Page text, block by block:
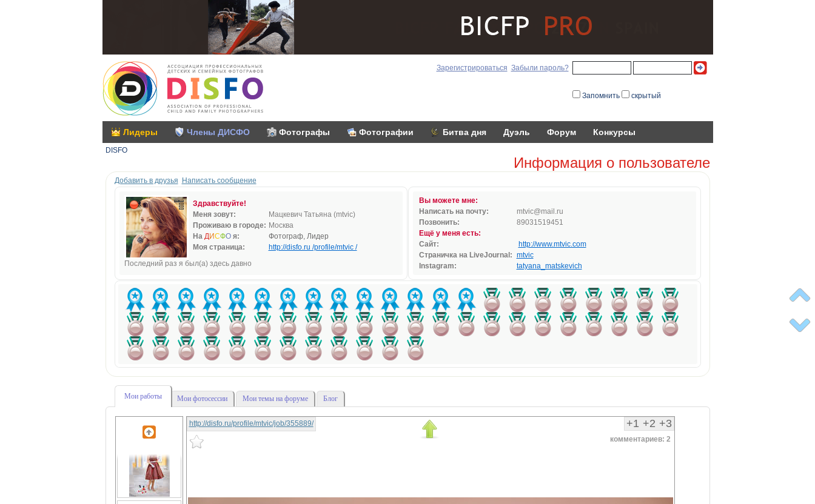
Зарегистрироваться Забыли пароль?
Запомнить скрытый
Лидеры Члены ДИСФО Фотографы Фотографии Битва дня Дуэль Форум Конкурсы
DISFO
Информация о пользователе
Добавить в друзья Написать сообщение
Здравствуйте!
Меня зовут:
Мацкевич Татьяна (mtvic)
Проживаю в городе: Москва
На ДИСФОя:
Фотограф, Лидер
Моя страница:
http://disfo.ru /profile/mtvic /
Последний раз я был(а) здесь давно
Вы можете мне:
Написать на почту:
mtvic@mai l.ru
Позвонить:
89031519451
Ещё у меня есть:
Сайт:
http://www.mtvic.com
Страничка на LiveJournal: mtvic
Instagram:
tatyana_matskevich
Мои работы Мои фотосессии Мои темы на форуме Блог
+1 +2 +3
комментариев: 2
http://disfo.ru/profile/mtvic/job/355889/